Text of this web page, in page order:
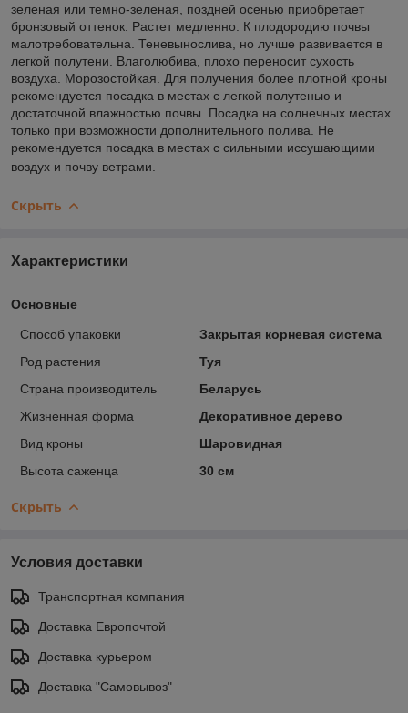
зеленая или темно-зеленая, поздней осенью приобретает
бронзовый оттенок. Растет медленно. К плодородию почвы
малотребовательна. Теневынослива, но лучше развивается в
легкой полутени. Влаголюбива, плохо переносит сухость
воздуха. Морозостойкая. Для получения более плотной кроны
рекомендуется посадка в местах с легкой полутенью и
достаточной влажностью почвы. Посадка на солнечных местах
только при возможности дополнительного полива. Не
рекомендуется посадка в местах с сильными иссушающими
воздух и почву ветрами.
Скрыть
Характеристики
Основные
Способ упаковки
Закрытая корневая система
Род растения
Туя
Страна производитель
Беларусь
Жизненная форма
Декоративное дерево
Вид кроны
Шаровидная
Высота саженца
30 см
Скрыть
Условия доставки
Транспортная компания
Доставка Европочтой
Доставка курьером
Доставка "Самовывоз"